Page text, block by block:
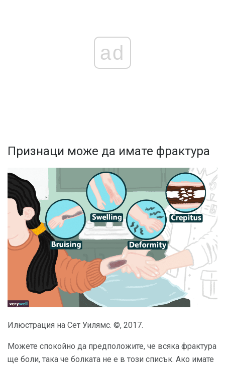
ad
Признаци може да имате фрактура
Илюстрация на Сет Уилямс. ©, 2017.
Можете спокойно да предположите, че всяка фрактура
ще боли, така че болката не е в този списък. Ако имате